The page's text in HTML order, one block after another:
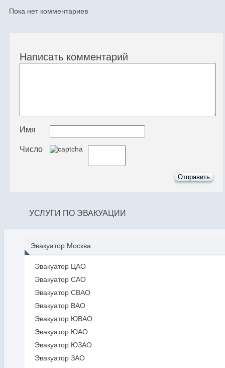
Пока нет комментариев
Написать комментарий
Имя
Число
УСЛУГИ ПО ЭВАКУАЦИИ
Эвакуатор Москва
Эвакуатор ЦАО
Эвакуатор САО
Эвакуатор СВАО
Эвакуатор ВАО
Эвакуатор ЮВАО
Эвакуатор ЮАО
Эвакуатор ЮЗАО
Эвакуатор ЗАО